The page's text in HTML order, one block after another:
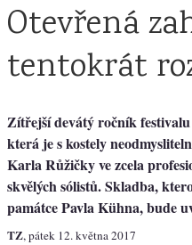
Otevřená
tentokrát
Zítřejší devátý ročník
která je s kostely
Karla Růžičky ve zcela
skvělých sólistů. Skladba,
památce Pavla Kühna, bude
TZ, pátek 12. května 2017